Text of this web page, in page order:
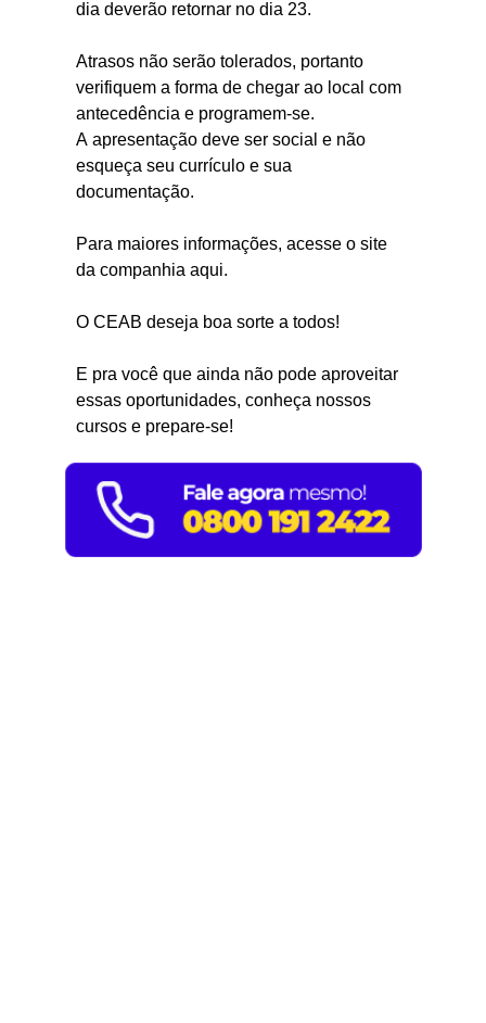
dia deverão retornar no dia 23.
Atrasos não serão tolerados, portanto
verifiquem a forma de chegar ao local com
antecedência e programem-se.
A apresentação deve ser social e não
esqueça seu currículo e sua
documentação.
Para maiores informações, acesse o site
da companhia aqui.
O CEAB deseja boa sorte a todos!
E pra você que ainda não pode aproveitar
essas oportunidades, conheça nossos
cursos e prepare-se!